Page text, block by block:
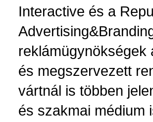
Interactive és a
reklámügynökségek
és megszervezett
vártnál is többen
és szakmai médium